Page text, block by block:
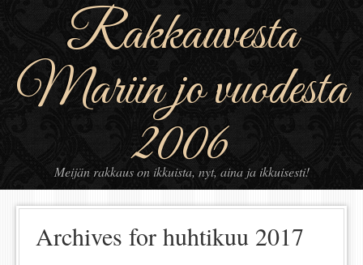
Rakkauvesta
Mariin jo vuodesta
2006
Meijän rakkaus on ikkuista, nyt, aina ja ikkuisesti!
Archives for huhtikuu 2017